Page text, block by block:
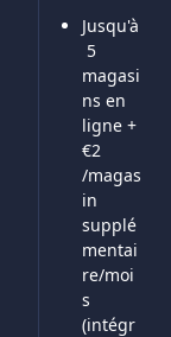
Jusqu'à
5
magasi
ns en
ligne +
€2
/magas
in
supplé
mentai
re/moi
s
(intégr